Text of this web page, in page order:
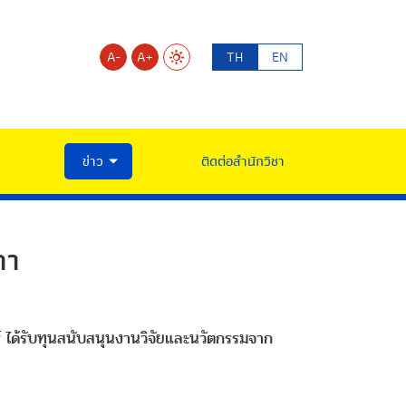
A- A+ TH EN
ข่าว ติดต่อสำนักวิชา
ด้รับทุนสนับสนุนงานวิจัยและนวัตกรรมจาก